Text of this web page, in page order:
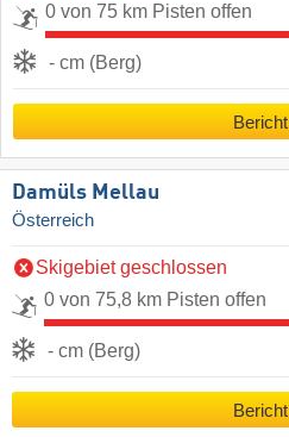
0 von 75 km Pisten offen
- cm (Berg)
Bericht
Damüls Mellau
Österreich
Skigebiet geschlossen
0 von 75,8 km Pisten offen
- cm (Berg)
Bericht